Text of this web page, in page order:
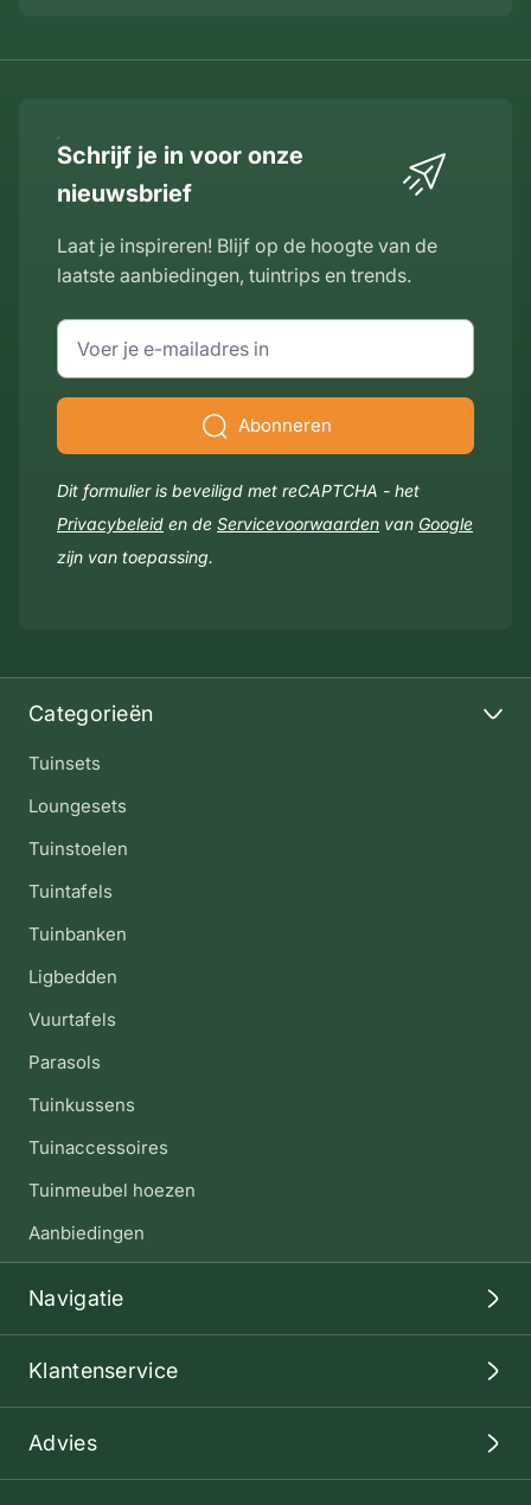
Categorieën
Tuinsets
Loungesets
Tuinstoelen
Tuintafels
Tuinbanken
Ligbedden
Vuurtafels
Parasols
Tuinkussens
Tuinaccessoires
Tuinmeubel hoezen
Aanbiedingen
Navigatie
Klantenservice
Advies
Schrijf je in voor onze
nieuwsbrief
Laat je inspireren! Blijf op de hoogte van de
laatste aanbiedingen, tuintrips en trends.
E-mailadres
Abonneren
Dit formulier is beveiligd met reCAPTCHA - het
Privacybeleid en de Servicevoorwaarden van Google
zijn van toepassing.